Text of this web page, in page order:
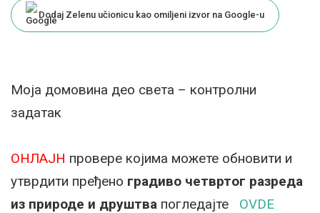
Dodaj Zelenu učionicu kao omiljeni izvor na Google-u
Моја домовина део света – контролни
задатак
ОНЛАЈН провере којима можете обновити и
утврдити пређено градиво четвртог разреда
из природе и друштва погледајте OVDE